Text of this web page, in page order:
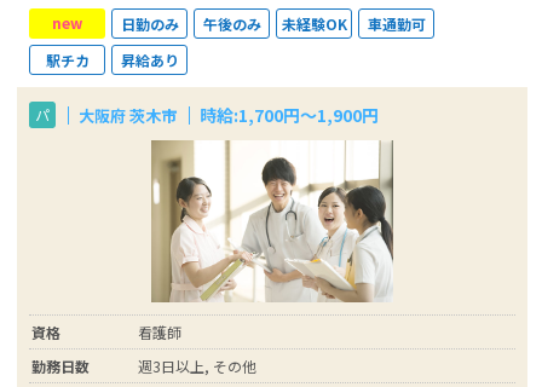
new 日勤のみ 午後のみ 未経験OK
車通勤可
駅チカ
昇給あり
パ 大阪府 茨木市 時給:1,700円〜1,900円
資格
看護師
勤務日数
週3日以上, その他